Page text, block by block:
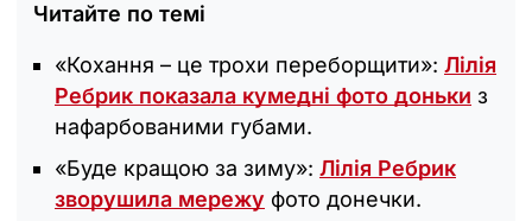
Читайте по темі
«Кохання – це трохи переборщити»: Лілія
Ребрик показала кумедні фото доньки з
нафарбованими губами.
«Буде кращою за зиму»: Лілія Ребрик
зворушила мережу фото донечки.